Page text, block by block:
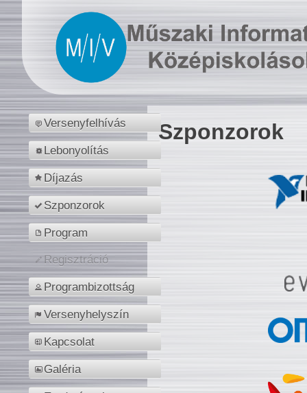
Versenyfelhívás
Lebonyolítás
Díjazás
Szponzorok
Program
Regisztráció
Programbizottság
Versenyhelyszín
Kapcsolat
Galéria
Szponzorok